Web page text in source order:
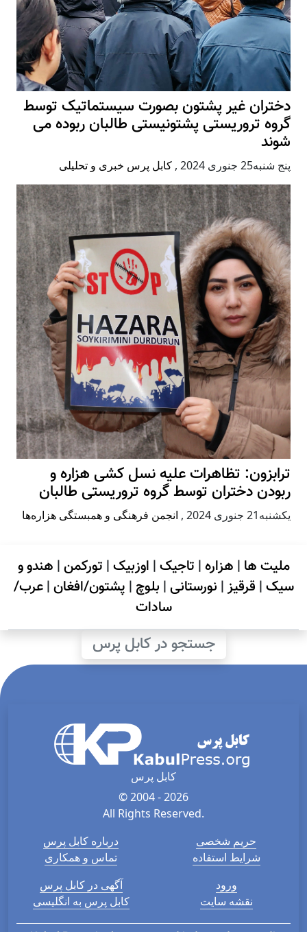
دختران غیر پشتون بصورت سیستماتیک توسط
گروه تروریستی پشتونیستی طالبان ربوده می
شوند
پنج شنبه25 جنوری 2024 , کابل پرس خبری و تحلیلی
ترابزون: تظاهرات علیه نسل کشی هزاره و
ربودن دختران توسط گروه تروریستی طالبان
يكشنبه21 جنوری 2024 , انجمن فرهنگی و همبستگی هزاره‌ها
ملیت ها | هزاره| تاجیک| اوزبیک| تورکمن| هندو و
سیک| قرقیز| نورستانی| بلوچ | پشتون/افغان|عرب/
سادات
جستجو در کابل پرس
کابل پرس
© 2004 - 2026
All Rights Reserved.
درباره کابل پرس
تماس و همکاری
حریم شخصی
شرایط استفاده
آگهی در کابل پرس
کابل پرس به انگلیسی
ورود
نقشه سایت